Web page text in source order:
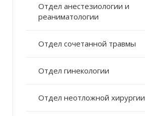
Отдел анестезиологии и
реаниматологии
Отдел сочетанной травмы
Отдел гинекологии
Отдел неотложной хирургии